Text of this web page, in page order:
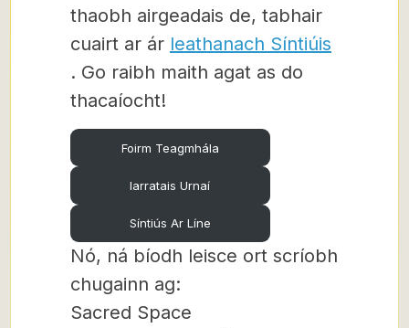
thaobh airgeadais de, tabhair
cuairt ar ár leathanach Síntiúis
. Go raibh maith agat as do
thacaíocht!
Foirm Teagmhála
Iarratais Urnaí
Síntiús Ar Líne
Nó, ná bíodh leisce ort scríobh
chugainn ag:
Sacred Space